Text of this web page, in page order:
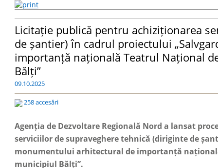
Licitație publică pentru achiziționarea
de șantier) în cadrul proiectului
importanță națională Teatrul Național
Bălți”
09.10.2025
258 accesări
Agenția de Dezvoltare Regională Nord a lansat
serviciilor de supraveghere tehnică (diriginte de
monumentului arhitectural de importanță
municipiul Bălți”.